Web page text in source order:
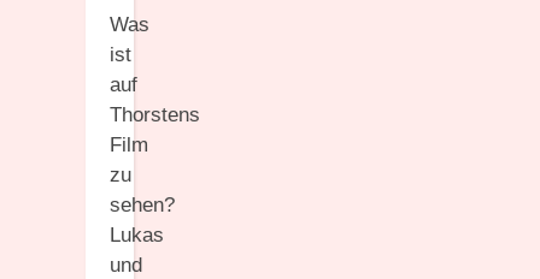
Was
ist
auf
Thorstens
Film
zu
sehen?
Lukas
und